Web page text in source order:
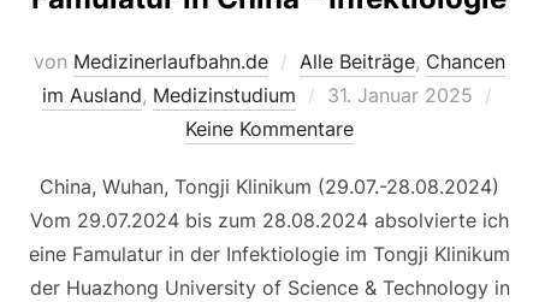
von Medizinerlaufbahn.de Alle Beiträge, Chancen
im Ausland, Medizinstudium
Veröffentlicht
am
31. Januar 2025
Keine Kommentare
China, Wuhan, Tongji Klinikum (29.07.-28.08.2024)
Vom 29.07.2024 bis zum 28.08.2024 absolvierte ich
eine Famulatur in der Infektiologie im Tongji Klinikum
der Huazhong University of Science & Technology in